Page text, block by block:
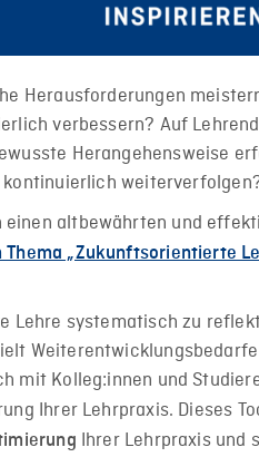
Herausforderungen
verbessern? Auf
Herangehensweise
einen altbewährten und
„Zukunftsorientierte
Lehre systematisch zu
mit Kolleg:innen und
Ihrer Lehrpraxis. Dieses
Ihrer Lehrpraxis und